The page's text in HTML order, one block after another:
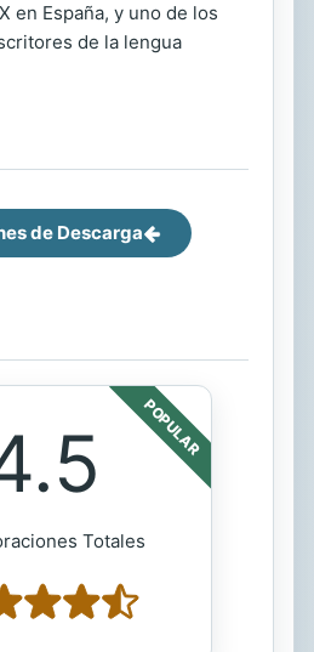
en España, y uno de los
de la lengua
de Descarga
POPULAR
Totales